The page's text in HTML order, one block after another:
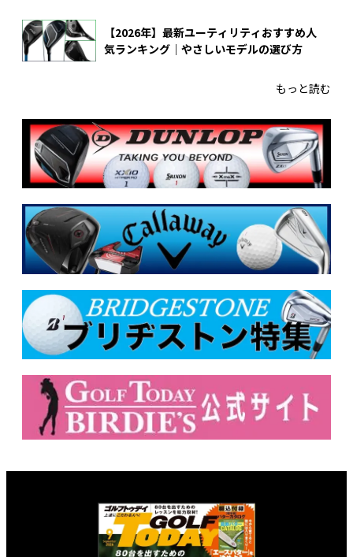
【2026年】最新ユーティリティおすすめ人
気ランキング｜やさしいモデルの選び方
もっと読む